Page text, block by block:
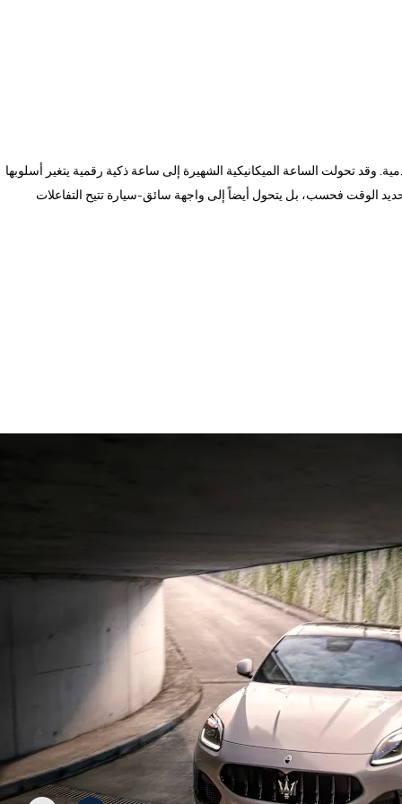
وقد تحولت الساعة الميكانيكية الشهيرة إلى ساعة ذكية رقمية يتغير أسلوبها
الوقت فحسب، بل يتحول أيضاً إلى واجهة سائق-سيارة تتيح التفاعلات